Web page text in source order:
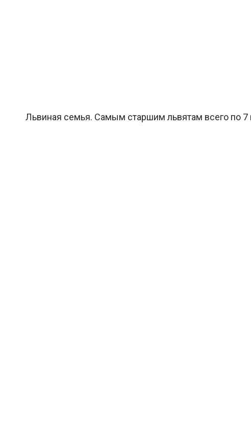
Львиная семья. Самым старшим львятам всего по 7